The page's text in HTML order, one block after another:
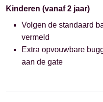
Kinderen (vanaf 2 jaar)
Volgen de standaard
vermeld
Extra opvouwbare
aan de gate